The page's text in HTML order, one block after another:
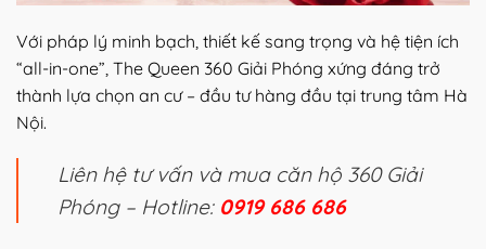
Với pháp lý minh bạch, thiết kế sang trọng và hệ tiện ích
“all-in-one”, The Queen 360 Giải Phóng xứng đáng trở
thành lựa chọn an cư – đầu tư hàng đầu tại trung tâm Hà
Nội.
Liên hệ tư vấn và mua căn hộ 360 Giải
Phóng – Hotline: 0919 686 686